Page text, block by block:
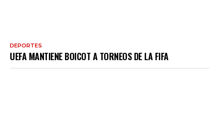
DEPORTES
UEFA MANTIENE BOICOT A TORNEOS DE LA FIFA